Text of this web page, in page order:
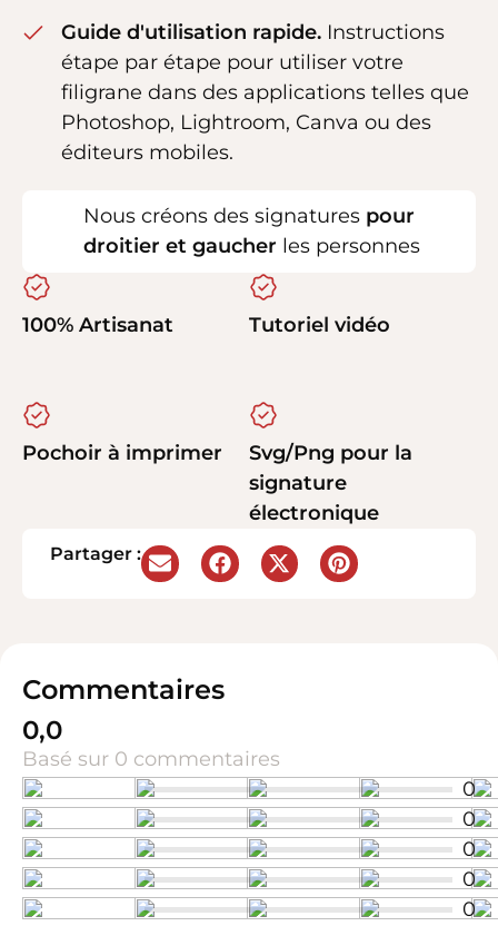
Guide d'utilisation rapide. Instructions
étape par étape pour utiliser votre
filigrane dans des applications telles que
Photoshop, Lightroom, Canva ou des
éditeurs mobiles.
Nous créons des signatures pour
droitier et gaucher les personnes
100% Artisanat Tutoriel vidéo
Pochoir à imprimer
Svg/Png pour la
signature
électronique
Partager :
Commentaires
0,0
Basé sur 0 commentaires
0
0
0
0
0